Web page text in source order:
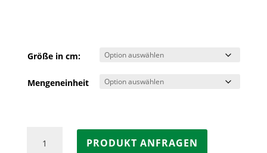
Größe in cm:
Mengeneinheit
Sockelleisten
BASALT
PRODUKT ANFRAGEN